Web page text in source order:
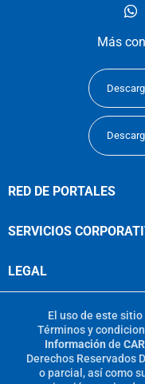
Más
RED DE PORTALES
SERVICIOS
LEGAL
El uso de este
Términos y
Información de
Derechos Reservados
o parcial, así como